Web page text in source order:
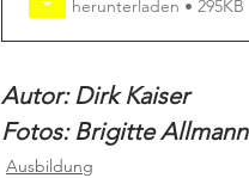
herunterladen • 295KB
Autor: Dirk Kaiser
Fotos: Brigitte Allmann
Ausbildung